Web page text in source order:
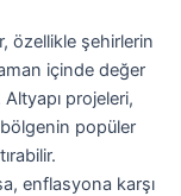
özellikle şehirlerin
içinde değer
projeleri,
bölgenin popüler
enflasyona karşı